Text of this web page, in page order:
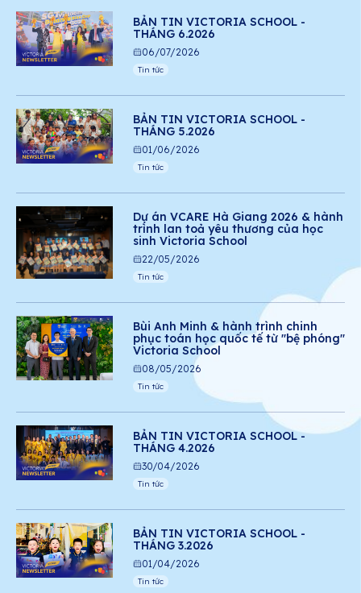
BẢN TIN VICTORIA SCHOOL -
THÁNG 6.2026
06/07/2026
Tin tức
BẢN TIN VICTORIA SCHOOL -
THÁNG 5.2026
01/06/2026
Tin tức
Dự án VCARE Hà Giang 2026 & hành
trình lan toả yêu thương của học
sinh Victoria School
22/05/2026
Tin tức
Bùi Anh Minh & hành trình chinh
phục toán học quốc tế từ "bệ phóng"
Victoria School
08/05/2026
Tin tức
BẢN TIN VICTORIA SCHOOL -
THÁNG 4.2026
30/04/2026
Tin tức
BẢN TIN VICTORIA SCHOOL -
THÁNG 3.2026
01/04/2026
Tin tức